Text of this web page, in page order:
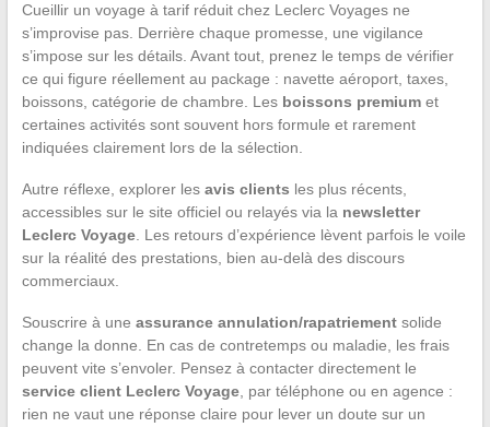
Cueillir un voyage à tarif réduit chez Leclerc Voyages ne
s’improvise pas. Derrière chaque promesse, une vigilance
s’impose sur les détails. Avant tout, prenez le temps de vérifier
ce qui figure réellement au package : navette aéroport, taxes,
boissons, catégorie de chambre. Les boissons premiumet
certaines activités sont souvent hors formule et rarement
indiquées clairement lors de la sélection.
Autre réflexe, explorer les avis clients les plus récents,
accessibles sur le site officiel ou relayés via la newsletter
Leclerc Voyage. Les retours d’expérience lèvent parfois le voile
sur la réalité des prestations, bien au-delà des discours
commerciaux.
Souscrire à une assurance annulation/rapatriementsolide
change la donne. En cas de contretemps ou maladie, les frais
peuvent vite s’envoler. Pensez à contacter directement le
service client Leclerc Voyage, par téléphone ou en agence :
rien ne vaut une réponse claire pour lever un doute sur un